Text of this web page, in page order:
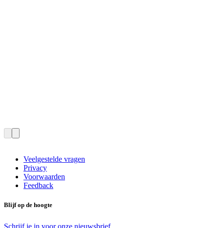
Veelgestelde vragen
Privacy
Voorwaarden
Feedback
Blijf op de hoogte
Schrijf je in voor onze nieuwsbrief